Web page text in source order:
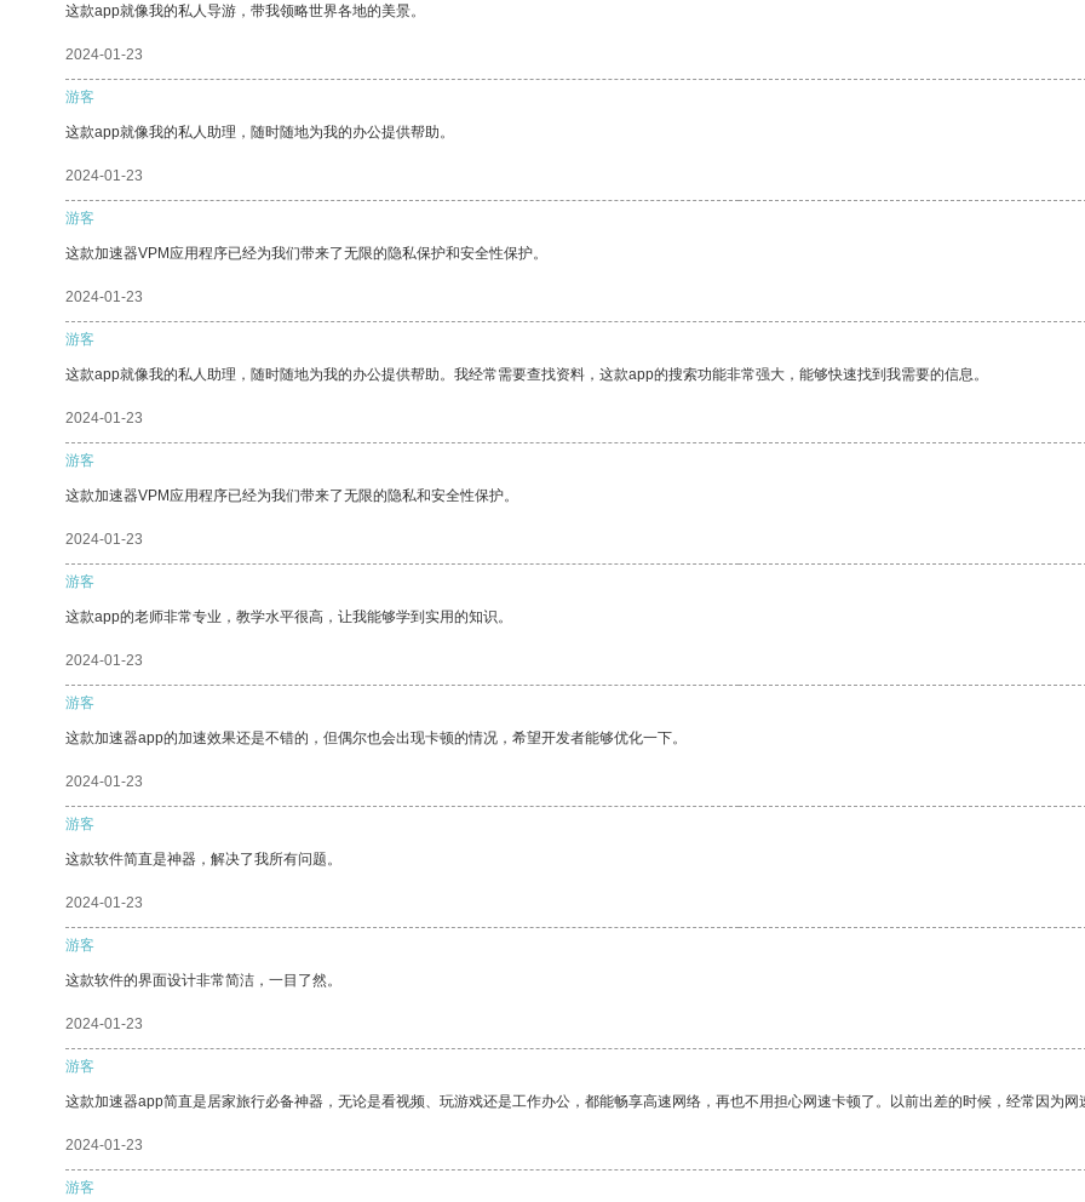
这款app就像我的私人导游，带我领略世界各地的美景。
2024-01-23
游客
这款app就像我的私人助理，随时随地为我的办公提供帮助。
2024-01-23
游客
这款加速器VPM应用程序已经为我们带来了无限的隐私保护和安全性保护。
2024-01-23
游客
这款app就像我的私人助理，随时随地为我的办公提供帮助。我经常需要查找资料，这款app的搜索功能非常强大，能够快速找到我需要的信息。
2024-01-23
游客
这款加速器VPM应用程序已经为我们带来了无限的隐私和安全性保护。
2024-01-23
游客
这款app的老师非常专业，教学水平很高，让我能够学到实用的知识。
2024-01-23
游客
这款加速器app的加速效果还是不错的，但偶尔也会出现卡顿的情况，希望开发者能够优化一下。
2024-01-23
游客
这款软件简直是神器，解决了我所有问题。
2024-01-23
游客
这款软件的界面设计非常简洁，一目了然。
2024-01-23
游客
这款加速器app简直是居家旅行必备神器，无论是看视频、玩游戏还是工作办公，都能畅享高速网络，再也不用担心网速卡顿了。以前出差的时候，经常因为
2024-01-23
游客